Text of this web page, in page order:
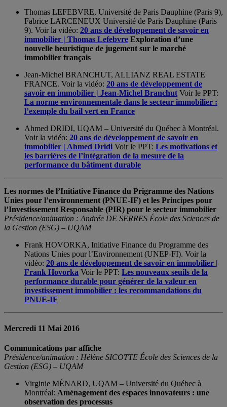
Thomas LEFEBVRE, Université de Paris Dauphine (Paris 9),
Fabrice LARCENEUX Université de Paris Dauphine (Paris
9). Voir la vidéo: 20 ans de développement de savoir en
immobilier | Thomas Lefebvre Exploration d’une
nouvelle heuristique de jugement sur le marché
immobilier français
Jean-Michel BRANCHUT, ALLIANZ REAL ESTATE
FRANCE. Voir la vidéo: 20 ans de développement de
savoir en immobilier | Jean-Michel Branchut Voir le PPT:
La norme environnementale dans le secteur immobilier :
l’exemple du bail vert en France
Ahmed DRIDI, UQAM – Université du Québec à Montréal.
Voir la vidéo: 20 ans de développement de savoir en
immobilier | Ahmed Dridi Voir le PPT: Les motivations et
les barrières de l’intégration de la mesure de la
performance du bâtiment durable
Les normes de l’Initiative Finance du Prigramme des Nations
Unies pour l’environnement (PNUE-IF) et les Principes pour
l’Investissement Responsable (PIR) pour le secteur immobilier
Présidence/animation : Andrée DE SERRES École des Sciences de
la Gestion (ESG) – UQAM
Frank HOVORKA, Initiative Finance du Programme des
Nations Unies pour l’Environnement (UNEP-FI). Voir la
vidéo: 20 ans de développement de savoir en immobilier |
Frank Hovorka Voir le PPT: Les nouveaux seuils de la
performance durable pour générer de la valeur en
investissement immobilier : les recommandations du
PNUE-IF
Mercredi 11 Mai 2016
Communications par affiche
Présidence/animation : Hélène SICOTTE École des Sciences de la
Gestion (ESG) – UQAM
Virginie MÉNARD, UQAM – Université du Québec à
Montréal: Aménagement des espaces innovateurs : une
observation des processus